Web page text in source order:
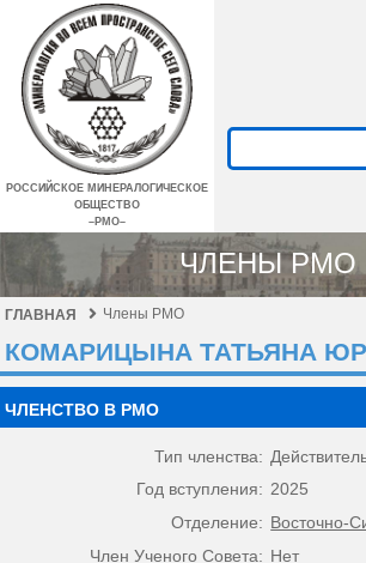
РОССИЙСКОЕ МИНЕРАЛОГИЧЕСКОЕ
ОБЩЕСТВО
–РМО–
ЧЛЕНЫ РМО
ГЛАВНАЯ Члены РМО
КОМАРИЦЫНА ТАТЬЯНА
ЧЛЕНСТВО В РМО
Тип членства:
Год вступления: 2025
Отделение: Восточно-
Член Ученого Совета: Нет